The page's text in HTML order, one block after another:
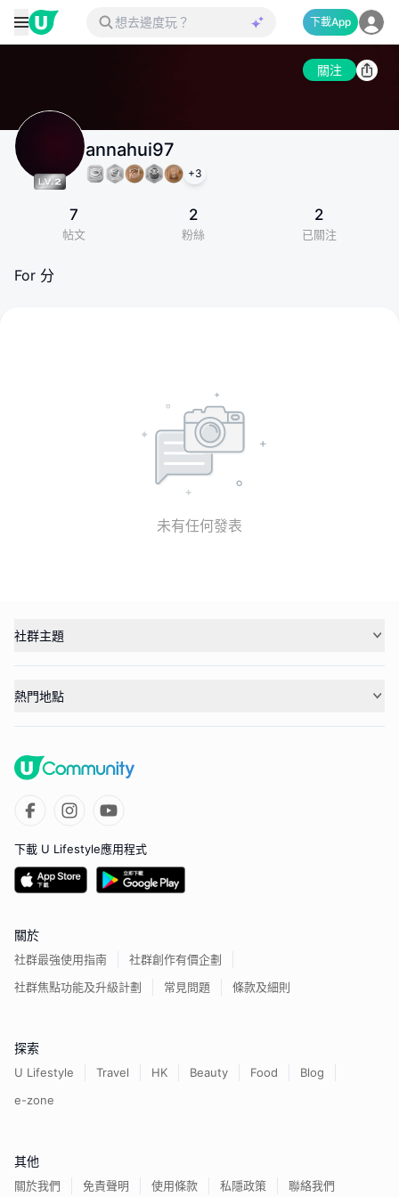
下載App
關注
annahui97
+3
7
帖文
2
粉絲
2
已關注
For 分
未有任何發表
社群主題
熱門地點
下載 U Lifestyle應用程式
關於
社群最強使用指南
社群創作有價企劃
社群焦點功能及升級計劃
常見問題 條款及細則
探索
U Lifestyle Travel HK Beauty Food
Blog
e-zone
其他
關於我們 免責聲明 使用條款 私隱政策 聯絡我們